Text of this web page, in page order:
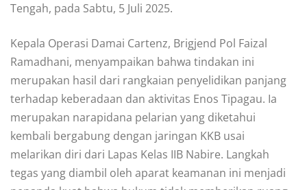
Tengah, pada Sabtu, 5 Juli 2025.
Kepala Operasi Damai Cartenz, Brigjend Pol Faizal
Ramadhani, menyampaikan bahwa tindakan ini
merupakan hasil dari rangkaian penyelidikan panjang
terhadap keberadaan dan aktivitas Enos Tipagau. Ia
merupakan narapidana pelarian yang diketahui
kembali bergabung dengan jaringan KKB usai
melarikan diri dari Lapas Kelas IIB Nabire. Langkah
tegas yang diambil oleh aparat keamanan ini menjadi